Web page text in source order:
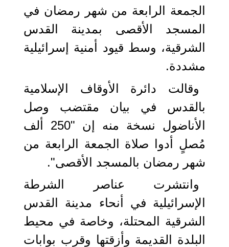
الجمعة الرابعة من شهر رمضان في
المسجد الأقصى بمدينة القدس
الشرقية، وسط قيود أمنية إسرائيلية
مشددة.
وقالت دائرة الأوقاف الإسلامية
بالقدس في بيان مقتضب وصل
الأناضول نسخة منه إن "250 ألف
مُصلٍ أدوا صلاة الجمعة الرابعة من
شهر رمضان بالمسجد الأقصى".
وانتشرت عناصر الشرطة
الإسرائيلية في أنحاء مدينة القدس
الشرقية المحتلة، وخاصة في محيط
البلدة القديمة وأزقتها وقرب بوابات